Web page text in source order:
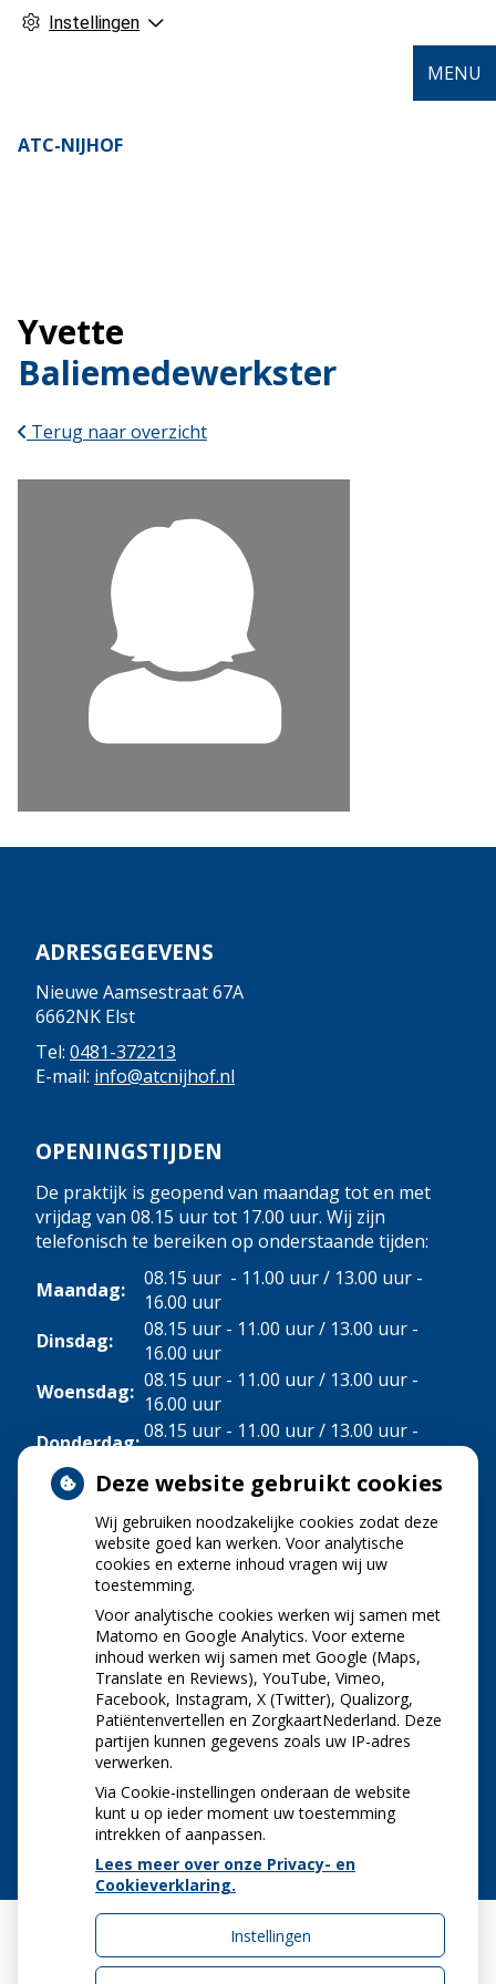
Instellingen
ATC-NIJHOF
MENU
Yvette
Baliemedewerkster
Terug naar overzicht
ADRESGEGEVENS
Nieuwe Aamsestraat 67A
6662NK Elst
Tel: 0481-372213
E-mail: info@atcnijhof.nl
OPENINGSTIJDEN
De praktijk is geopend van maandag tot en met
vrijdag van 08.15 uur tot 17.00 uur. Wij zijn
telefonisch te bereiken op onderstaande tijden:
Maandag:
08.15 uur - 11.00 uur / 13.00 uur -
16.00 uur
Dinsdag:
08.15 uur - 11.00 uur / 13.00 uur -
16.00 uur
Woensdag: 08.15 uur - 11.00 uur / 13.00 uur -
16.00 uur
Donderdag:08.15 uur - 11.00 uur / 13.00 uur -
Vrijdag:
08.15 uur - 11.00 uur
NIEUWS
Let op: valse Infomedics-mails over
openstaande rekening
Tanden bleken? Laat het veilig doen!
Gezond tandvlees: de basis voor een gezonde
mond
Naar de tandarts in het buitenland? Wees op je
hoede!
(Mond)zorgkosten gemaakt in 2025? Check of
die aftrekbaar zijn
Uw Zorg Online|Beheer
Deze website gebruikt cookies
Wij gebruiken noodzakelijke cookies zodat deze
website goed kan werken. Voor analytische
cookies en externe inhoud vragen wij uw
toestemming.
Voor analytische cookies werken wij samen met
Matomo en Google Analytics. Voor externe
inhoud werken wij samen met Google (Maps,
Translate en Reviews), YouTube, Vimeo,
Facebook, Instagram, X (Twitter), Qualizorg,
Patiëntenvertellen en ZorgkaartNederland. Deze
partijen kunnen gegevens zoals uw IP-adres
verwerken.
Via Cookie-instellingen onderaan de website
kunt u op ieder moment uw toestemming
intrekken of aanpassen.
Lees meer over onze Privacy- en
Cookieverklaring.
Instellingen